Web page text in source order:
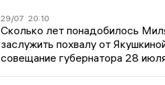
29/07 20:10
Сколько лет понадобилось
заслужить похвалу от
совещание губернатора 28